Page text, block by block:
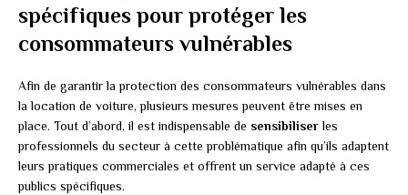
spécifiques pour protéger les
consommateurs vulnérables
Afin de garantir la protection des consommateurs vulnérables dans
la location de voiture, plusieurs mesures peuvent être mises en
place. Tout d’abord, il est indispensable de sensibiliserles
professionnels du secteur à cette problématique afin qu’ils adaptent
leurs pratiques commerciales et offrent un service adapté à ces
publics spécifiques.